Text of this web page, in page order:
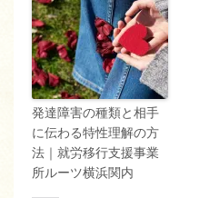
発達障害の種類と相手
に伝わる特性理解の方
法｜就労移行支援事業
所ルーツ横浜関内